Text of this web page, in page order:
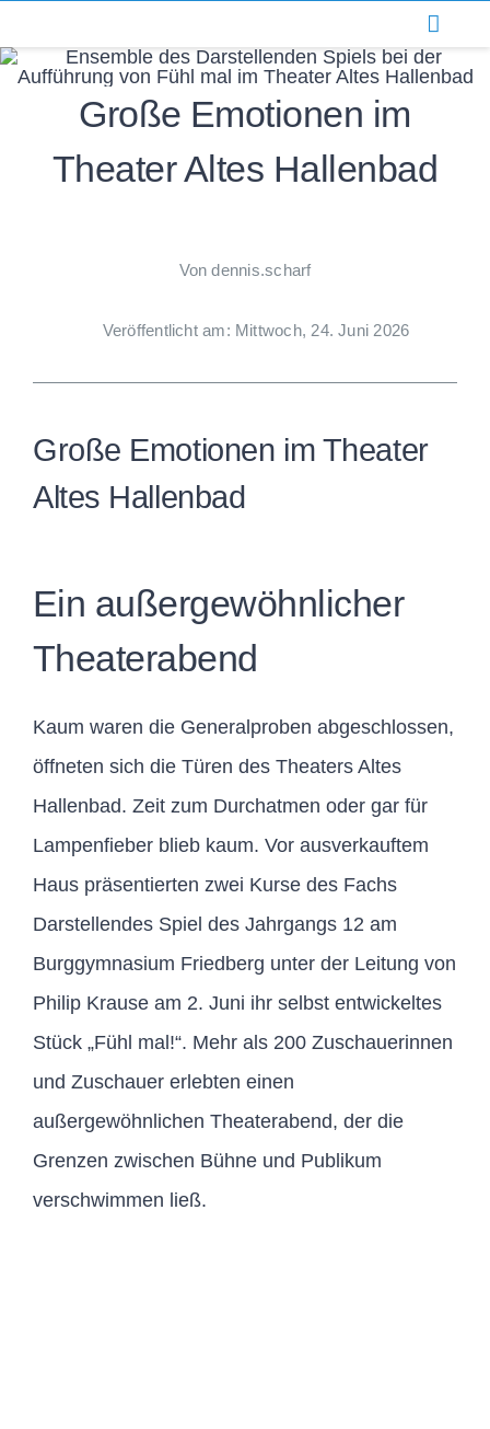
Inhalt
Große Emotionen im
Theater Altes Hallenbad
Von dennis.scharf
Veröffentlicht am: Mittwoch, 24. Juni 2026
Große Emotionen im Theater
Altes Hallenbad
Ein außergewöhnlicher
Theaterabend
Kaum waren die Generalproben abgeschlossen,
öffneten sich die Türen des Theaters Altes
Hallenbad. Zeit zum Durchatmen oder gar für
Lampenfieber blieb kaum. Vor ausverkauftem
Haus präsentierten zwei Kurse des Fachs
Darstellendes Spiel des Jahrgangs 12 am
Burggymnasium Friedberg unter der Leitung von
Philip Krause am 2. Juni ihr selbst entwickeltes
Stück „Fühl mal!“. Mehr als 200 Zuschauerinnen
und Zuschauer erlebten einen
außergewöhnlichen Theaterabend, der die
Grenzen zwischen Bühne und Publikum
verschwimmen ließ.